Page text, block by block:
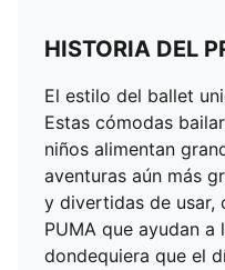
HISTORIA DEL
El estilo del ballet
Estas cómodas
niños alimentan
aventuras aún más
y divertidas de usar,
PUMA que ayudan
dondequiera que el